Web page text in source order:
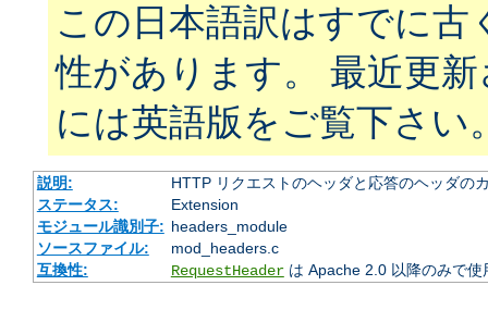
この日本語訳はすでに古
性があります。 最近更
には英語版をご覧下さい
説明:
HTTP リクエストのヘッダと応答のヘッダの
ステータス:
Extension
モジュール識別子: headers_module
ソースファイル:
mod_headers.c
互換性:
RequestHeaderは Apache 2.0 以降のみで使